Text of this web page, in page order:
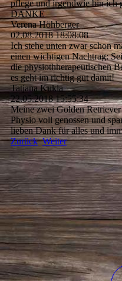
pflege und irgendwie bin ich
DANKE
Verena Höhberger
02.08.2018 18:08:08
Ich stehe unten zwar schon
einen wichtigen Nachtrag:
die physiothherapeutischen
es geht im richtig gut damit!
Tatjana Kukla
22.05.2018 15:55:34
Meine zwei Golden
Physio voll genossen und
lieben Dank für alles und
Zurück Weiter